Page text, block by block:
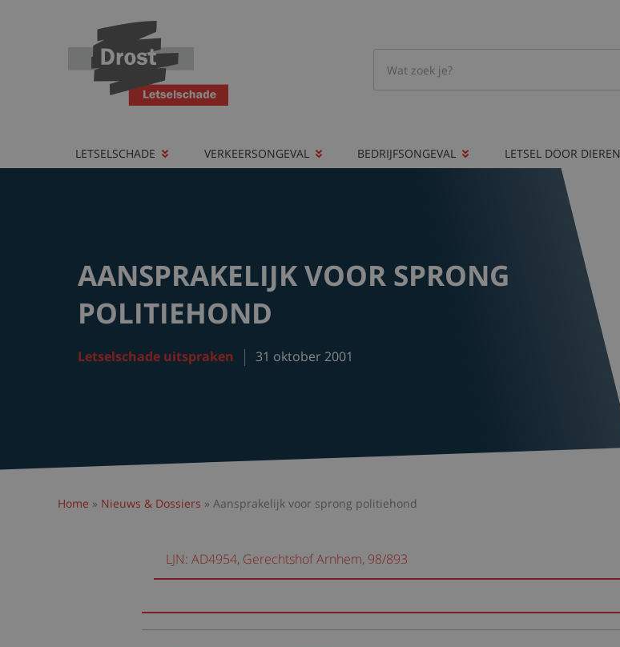
LETSELSCHADE VERKEERSONGEVAL BEDRIJFSONGEVAL LETSEL DOOR DIEREN
AANSPRAKELIJK VOOR SPRONG
POLITIEHOND
Letselschade uitspraken 31 oktober 2001
Home » Nieuws & Dossiers » Aansprakelijk voor sprong politiehond
LJN: AD4954, Gerechtshof Arnhem, 98/893